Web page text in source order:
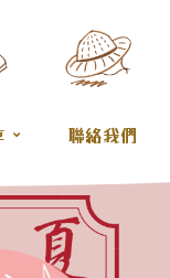
聯絡我們